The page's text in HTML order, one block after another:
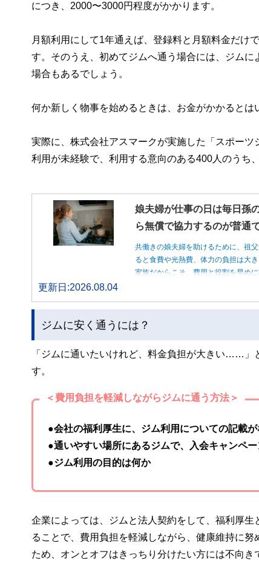
につき、2000〜3000円程度がかかります。
月額利用にして1年通えば、登録料と月額料金だけ
す。そのうえ、初めてジムへ通う場合には、ジム
場合もあるでしょう。
何か新しく物事を始めるときは、お金がかかるとは
実際に、株式会社アスマークが実施した「スポー
利用が未経験で、利用する意向のある400人のうち
娘夫婦が仕事の日は毎日孫
ら無償で協力するのが普通
共働きの娘夫婦を助けるために、祖
ると食費や光熱費、体力の負担は大
家族だからこそ、費用と役割を早め
更新日:2026.08.04
ジムに安く通うには？
「ジムに通いたいけれど、料金負担が大きい……」
す。
＜費用負担を軽減しながらジムに通う方法＞
●会社の福利厚生に、ジム利用についての記載
●通いやすい場所にあるジムで、入会キャンペ
●ジム利用の目的は何か
企業によっては、ジムと法人契約をして、福利厚
ることで、費用負担を軽減しながら、健康維持に
ため、オンとオフはきっちり分けたい方には不向き